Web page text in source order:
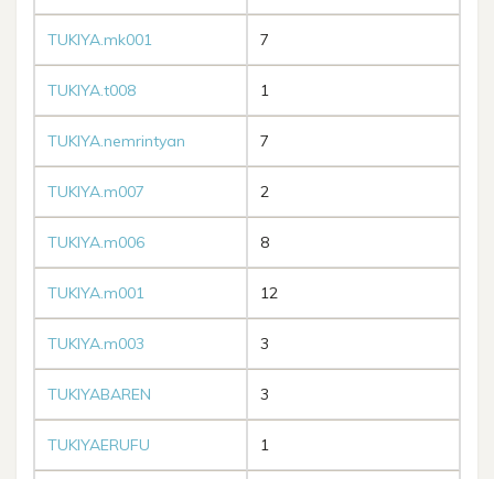
TUKIYA.mk001 7
TUKIYA.t008 1
TUKIYA.nemrintyan 7
TUKIYA.m007 2
TUKIYA.m006 8
TUKIYA.m001 12
TUKIYA.m003 3
TUKIYABAREN 3
TUKIYAERUFU 1